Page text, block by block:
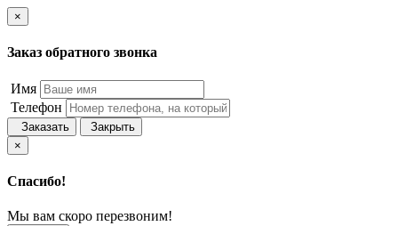
×
Заказ обратного звонка
Имя
Телефон
Заказать
Закрыть
×
Спасибо!
Мы вам скоро перезвоним!